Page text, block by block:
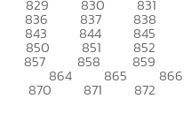
829 830 831
836 837 838
843 844 845
850 851 852
857 858 859
864 865 866
870 871 872